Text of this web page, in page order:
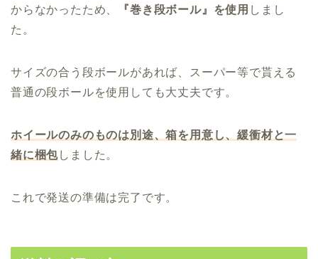
からなかったため、
『巻き段ボール』を使用 しまし
た。
サイズの合う段ボールがあれば、スーパー等で貰える
普通の段ボールを使用しても大丈夫です。
ホイールのみのものは別途、箱を用意し、緩衝材と一
緒に梱包しました。
これで発送の準備は完了です。